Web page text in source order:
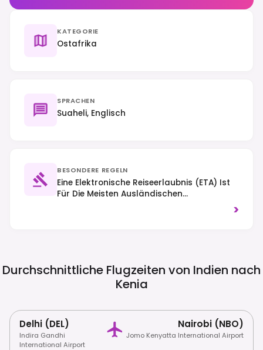
KATEGORIE
Ostafrika
SPRACHEN
Suaheli, Englisch
BESONDERE REGELN
Eine Elektronische Reiseerlaubnis (eTA) Ist
Für Die Meisten Ausländischen
>
Durchschnittliche Flugzeiten von Indien nach
Kenia
Delhi (DEL)
Indira Gandhi
International Airport
Nairobi (NBO)
Jomo Kenyatta International Airport